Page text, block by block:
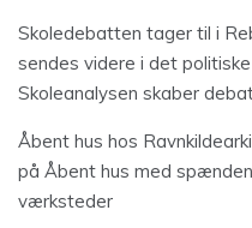
Skoledebatten tager til i
sendes videre i det
Skoleanalysen skaber
Åbent hus hos
på Åbent hus med
værksteder